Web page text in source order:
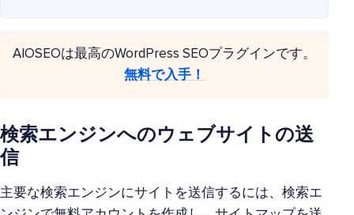
AIOSEOは最高のWordPress SEOプラグインです。
無料で入手！
検索エンジンへのウェブサイトの送
信
主要な検索エンジンにサイトを送信するには、検索エ